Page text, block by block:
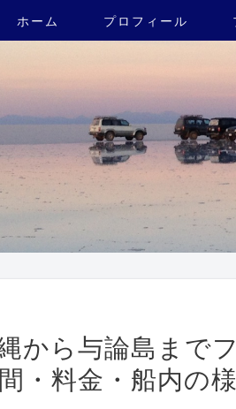
ホーム プロフィール
から与論島まで
・料金・船内の様